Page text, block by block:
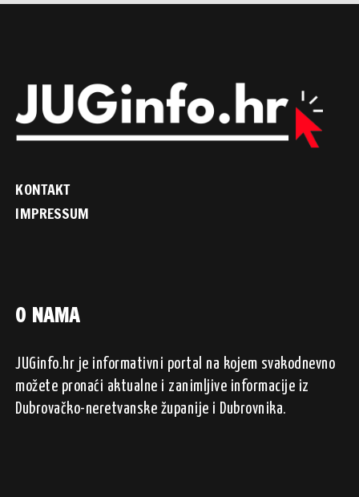
KONTAKT
IMPRESSUM
O NAMA
JUGinfo.hr je informativni portal na kojem svakodnevno
možete pronaći aktualne i zanimljive informacije iz
Dubrovačko-neretvanske županije i Dubrovnika.